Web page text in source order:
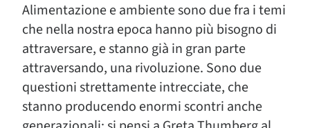
Alimentazione e ambiente sono due fra i temi
che nella nostra epoca hanno più bisogno di
attraversare, e stanno già in gran parte
attraversando, una rivoluzione. Sono due
questioni strettamente intrecciate, che
stanno producendo enormi scontri anche